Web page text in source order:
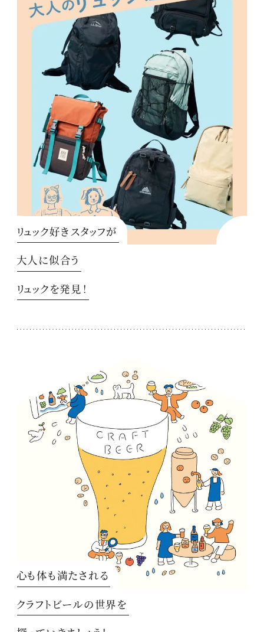
リュック好きスタッフが
大人に似合う
リュックを発見！
心も体も満たされる
クラフトビールの世界を